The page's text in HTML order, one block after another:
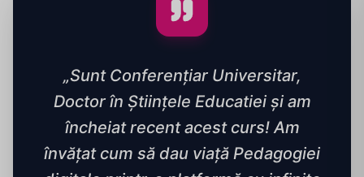
„Sunt Conferențiar Universitar,
Doctor în Științele Educatiei și am
încheiat recent acest curs! Am
învățat cum să dau viață Pedagogiei